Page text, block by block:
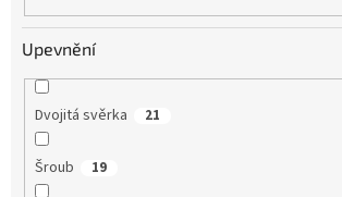
Upevnění
Dvojitá svěrka 21
Šroub 19